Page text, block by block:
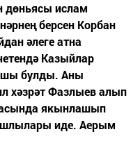
дөньясы ислам
берсен Корбан
әлеге атна
Казыйлар
булды. Аны
хәзрәт Фазлыев алып
якынлашып
иде. Аерым